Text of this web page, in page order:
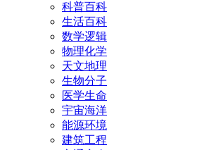
科普百科
生活百科
数学逻辑
物理化学
天文地理
生物分子
医学生命
宇宙海洋
能源环境
建筑工程